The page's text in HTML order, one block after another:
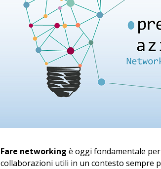
Fare networking è oggi fondamentale
collaborazioni utili in un contesto sempre